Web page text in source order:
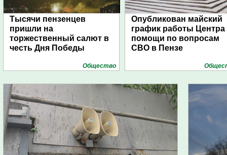
Тысячи пензенцев
пришли на
торжественный салют в
честь Дня Победы
Общество
Опубликован майский
график работы Центра
помощи по вопросам
СВО в Пензе